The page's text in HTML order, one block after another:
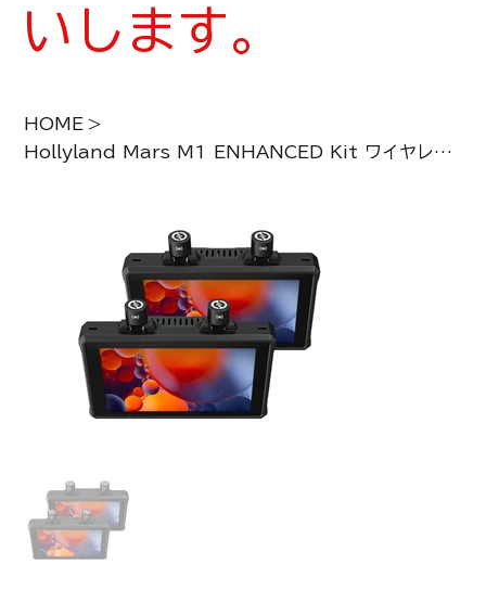
いします。
HOME >
Hollyland Mars M1 ENHANCED Kit ワイヤレス映像伝送モニター2台セット